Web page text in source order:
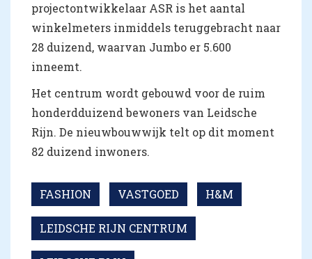
projectontwikkelaar ASR is het aantal
winkelmeters inmiddels teruggebracht naar
28 duizend, waarvan Jumbo er 5.600
inneemt.
Het centrum wordt gebouwd voor de ruim
honderdduizend bewoners van Leidsche
Rijn. De nieuwbouwwijk telt op dit moment
82 duizend inwoners.
FASHION VASTGOED H&M
LEIDSCHE RIJN CENTRUM